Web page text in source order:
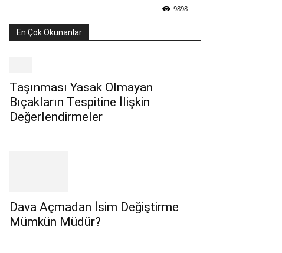
9898
En Çok Okunanlar
Taşınması Yasak Olmayan
Bıçakların Tespitine İlişkin
Değerlendirmeler
Dava Açmadan İsim Değiştirme
Mümkün Müdür?